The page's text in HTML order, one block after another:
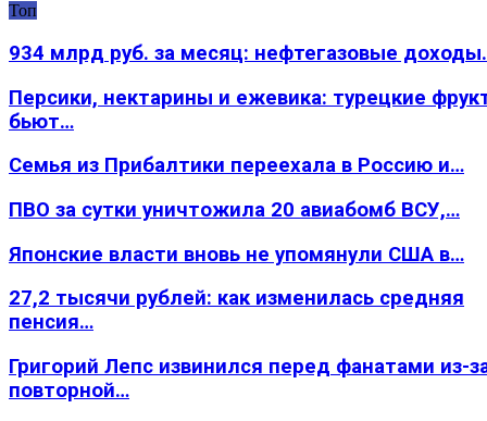
Топ
934 млрд руб. за месяц: нефтегазовые
Персики, нектарины и ежевика: турецкие
бьют…
Семья из Прибалтики переехала в Россию и…
ПВО за сутки уничтожила 20 авиабомб ВСУ,…
Японские власти вновь не упомянули США в…
27,2 тысячи рублей: как изменилась средняя
пенсия…
Григорий Лепс извинился перед фанатами из-
повторной…